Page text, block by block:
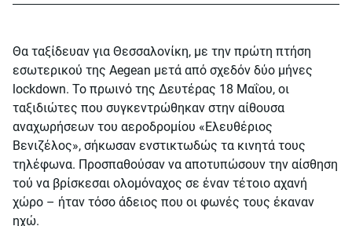
Θα ταξίδευαν για Θεσσαλονίκη, με την πρώτη πτήση
εσωτερικού της Aegean μετά από σχεδόν δύο μήνες
lockdown. Το πρωινό της Δευτέρας 18 Μαΐου, οι
ταξιδιώτες που συγκεντρώθηκαν στην αίθουσα
αναχωρήσεων του αεροδρομίου «Ελευθέριος
Βενιζέλος», σήκωσαν ενστικτωδώς τα κινητά τους
τηλέφωνα. Προσπαθούσαν να αποτυπώσουν την αίσθηση
τού να βρίσκεσαι ολομόναχος σε έναν τέτοιο αχανή
χώρο – ήταν τόσο άδειος που οι φωνές τους έκαναν
ηχώ.